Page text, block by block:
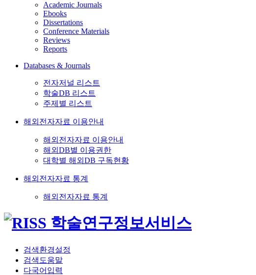
Academic Journals
Ebooks
Dissertations
Conference Materials
Reviews
Reports
Databases & Journals
전자저널 리스트
학술DB 리스트
주제별 리스트
해외전자자료 이용안내
해외전자자료 이용안내
해외DB별 이용권한
대학별 해외DB 구독현황
해외전자자료 통계
해외전자자료 통계
검색환경설정
검색도움말
다국어입력